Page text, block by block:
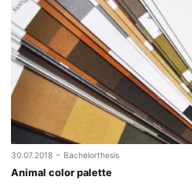
30.07.2018 - Bachelorthesis
Animal color palette